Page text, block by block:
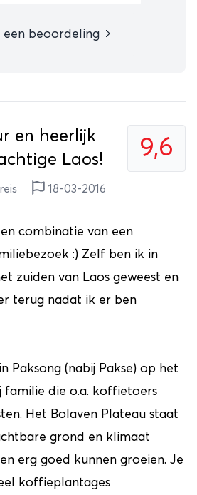
een beoordeling
9,6
en heerlijk
Laos!
18-03-2016
combinatie van een
:) Zelf ben ik in
zuiden van Laos geweest en
terug nadat ik er ben
Paksong (nabij Pakse) op het
familie die o.a. koffietoers
Het Bolaven Plateau staat
grond en klimaat
erg goed kunnen groeien. Je
koffieplantages